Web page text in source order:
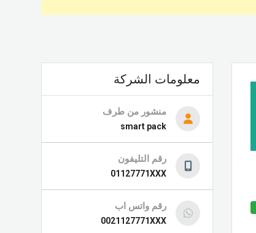
معلومات الشركة
منشور من طرف
smart pack
رقم التليفون
01127771XXX
رقم واتس اب
0021127771XXX